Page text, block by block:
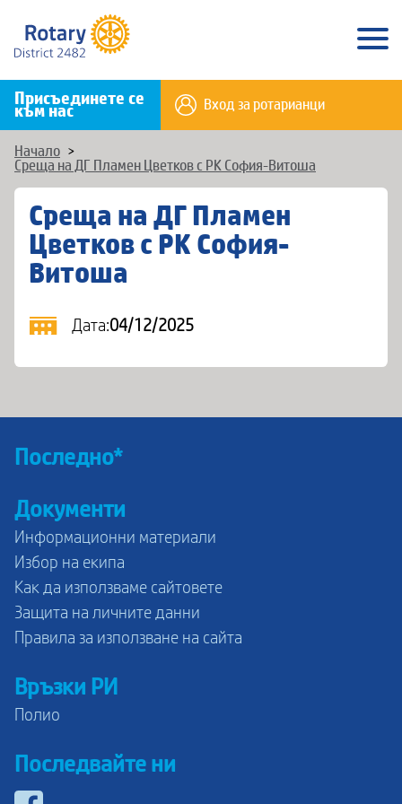
Присъединете се
към нас Вход за ротарианци
Начало >
Среща на ДГ Пламен Цветков с РК София-Витоша
Среща на ДГ Пламен
Цветков с РК София-
Витоша
Дата:04/12/2025
Последно*
Документи
Информационни материали
Избор на екипа
Как да използваме сайтовете
Защита на личните данни
Правила за използване на сайта
Връзки РИ
Полио
Последвайте ни